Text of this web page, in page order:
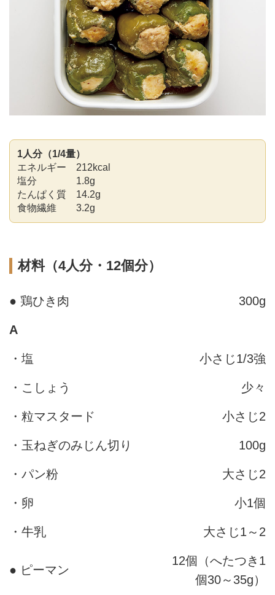
1人分（1/4量）
エネルギー 212kcal
塩分 1.8g
たんぱく質 14.2g
食物繊維 3.2g
材料（4人分・12個分）
● 鶏ひき肉 300g
A
・塩 小さじ1/3強
・こしょう 少々
・粒マスタード 小さじ2
・玉ねぎのみじん切り 100g
・パン粉 大さじ2
・卵 小1個
・牛乳 大さじ1～2
● ピーマン
12個（へたつき1
個30～35g）